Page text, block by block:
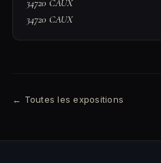
34720 CAUX
34720 CAUX
← Toutes les expositions